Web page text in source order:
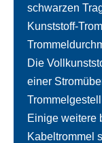
schwarzen
Kunststoff-
Die
einer
Einige weitere
Kabeltrommel